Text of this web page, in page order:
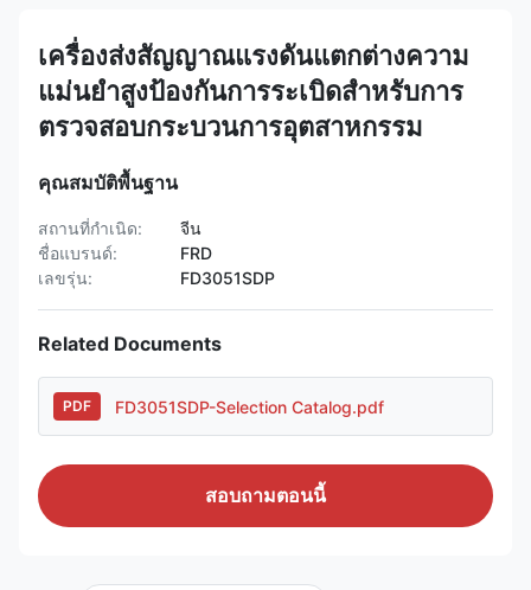
เครื่องส่งสัญญาณแรงดันแตกต่างความ
แม่นยำสูงป้องกันการระเบิดสำหรับการ
ตรวจสอบกระบวนการอุตสาหกรรม
คุณสมบัติพื้นฐาน
สถานที่กำเนิด:
จีน
ชื่อแบรนด์:
FRD
เลขรุ่น:
FD3051SDP
Related Documents
PDF FD3051SDP-Selection Catalog.pdf
สอบถามตอนนี้